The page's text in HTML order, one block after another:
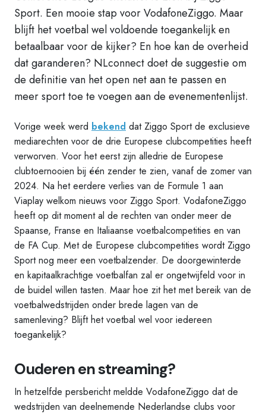
Sport. Een mooie stap voor VodafoneZiggo. Maar
blijft het voetbal wel voldoende toegankelijk en
betaalbaar voor de kijker? En hoe kan de overheid
dat garanderen? NLconnect doet de suggestie om
de definitie van het open net aan te passen en
meer sport toe te voegen aan de evenementenlijst.
Vorige week werd bekend dat Ziggo Sport de exclusieve
mediarechten voor de drie Europese clubcompetities heeft
verworven. Voor het eerst zijn alledrie de Europese
clubtoernooien bij één zender te zien, vanaf de zomer van
2024. Na het eerdere verlies van de Formule 1 aan
Viaplay welkom nieuws voor Ziggo Sport. VodafoneZiggo
heeft op dit moment al de rechten van onder meer de
Spaanse, Franse en Italiaanse voetbalcompetities en van
de FA Cup. Met de Europese clubcompetities wordt Ziggo
Sport nog meer een voetbalzender. De doorgewinterde
en kapitaalkrachtige voetbalfan zal er ongetwijfeld voor in
de buidel willen tasten. Maar hoe zit het met bereik van de
voetbalwedstrijden onder brede lagen van de
samenleving? Blijft het voetbal wel voor iedereen
toegankelijk?
Ouderen en streaming?
In hetzelfde persbericht meldde VodafoneZiggo dat de
wedstrijden van deelnemende Nederlandse clubs voor